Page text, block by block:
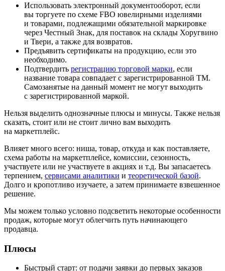
Использовать электронный документооборот, если
вы торгуете по схеме FBO ювелирными изделиями
и товарами, подлежащими обязательной маркировке
через Честный Знак, для поставок на склады Хоругвино
и Твери, а также для возвратов.
Предъявить сертификаты на продукцию, если это
необходимо.
Подтвердить регистрацию торговой марки, если
название товара совпадает с зарегистрированной ТМ.
Самозанятые на данный момент не могут выходить
с зарегистрированной маркой.
Нельзя выделить однозначные плюсы и минусы. Также нельзя
сказать, стоит или не стоит лично вам выходить
на маркетплейс.
Влияет много всего: ниша, товар, откуда и как поставляете,
схема работы на маркетплейсе, комиссии, сезонность,
участвуете или не участвуете в акциях и т.д. Вы запасаетесь
терпением, сервисами аналитики и теоретической базой.
Долго и кропотливо изучаете, а затем принимаете взвешенное
решение.
Мы можем только условно подсветить некоторые особенности
продаж, которые могут облегчить путь начинающего
продавца.
Плюсы
Быстрый старт: от подачи заявки до первых заказов